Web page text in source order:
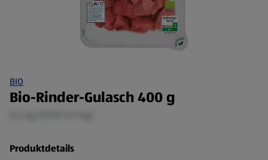
BIO
Bio-Rinder-Gulasch 400 g
Produktdetails